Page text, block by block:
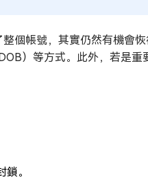
個帳號，其實仍然有機會
）等方式。此外，若是
。